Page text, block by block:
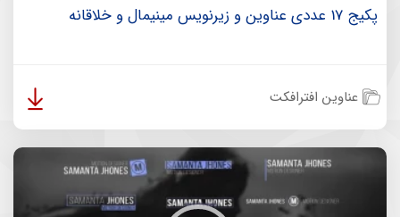
پکیج 17 عددی عناوین و زیرنویس مینیمال و خلاقانه
عناوین افترافکت